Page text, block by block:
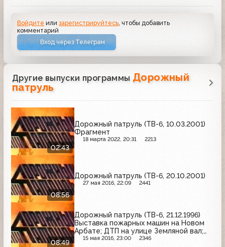
Войдите илизарегистрируйтесь , чтобы добавить
комментарий
Вход через Телеграм
Другие выпуски программы Дорожный
патруль
02:43
Дорожный патруль (ТВ-6, 10.03.2001)
Фрагмент
18 марта 2022, 20:31 2213
08:56
Дорожный патруль (ТВ-6, 20.10.2001)
27 мая 2016, 22:09 2441
08:49
Дорожный патруль (ТВ-6, 21.12.1996)
Выставка пожарных машин на Новом
Арбате; ДТП на улице Земляной вал;
пожар на Куркинском шоссе
15 мая 2016, 23:00 2346